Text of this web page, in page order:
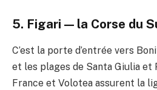
5. Figari — la Corse du
C’est la porte d’entrée vers
et les plages de Santa Giulia et
France et Volotea assurent la